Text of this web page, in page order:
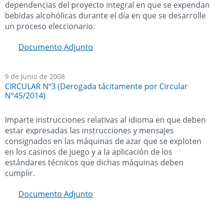
dependencias del proyecto integral en que se expendan
bebidas alcohólicas durante el día en que se desarrolle
un proceso eleccionario.
Documento Adjunto
9 de Junio de 2008
CIRCULAR Nº3 (Derogada tácitamente por Circular
N°45/2014)
Imparte instrucciones relativas al idioma en que deben
estar expresadas las instrucciones y mensajes
consignados en las máquinas de azar que se exploten
en los casinos de juego y a la aplicación de los
estándares técnicos que dichas máquinas deben
cumplir.
Documento Adjunto